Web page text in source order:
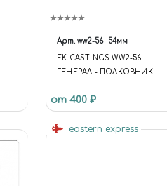
Арт. ww2-56 54мм
EK CASTINGS WW2-56
ГЕНЕРАЛ - ПОЛКОВНИК
(54ММ.) (FUNCTION {
UNIVERSE.SITE.ID = 'S1';
UNIVERSE.SITE.DIRECTORY =
от 400 ₽
eastern express